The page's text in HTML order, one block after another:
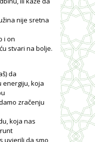
nije sretna
i on
stvari na bolje.
da
energiju, koja
zračenju
koja nas
uvjerili da smo